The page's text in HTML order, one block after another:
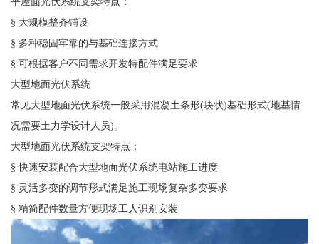
§ 大规模整齐铺设
§ 多种稳固牢靠的与基础连接方式
§ 可根据客户不同需求开发特配件满足要求
大型地面光伏系统
常见大型地面光伏系统一般采用混凝土条形(块状)基础形式(地基情
况需要土力学设计人员)。
大型地面光伏系统支架特点：
§ 快速安装配合大型地面光伏系统电站施工进度
§ 灵活多变的调节形式满足施工现场复杂多变要求
§ 精简配件数量方便现场工人识别安装